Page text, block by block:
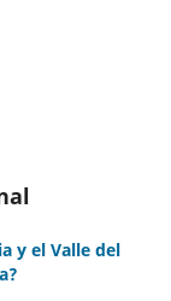
y el Valle del